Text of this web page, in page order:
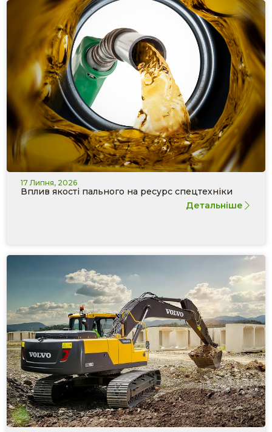
17 Липня, 2026
Вплив якості пального на ресурс спецтехніки
Детальніше